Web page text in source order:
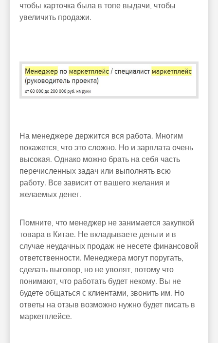
чтобы карточка была в топе выдачи, чтобы
увеличить продажи.
На менеджере держится вся работа. Многим
покажется, что это сложно. Но и зарплата очень
высокая. Однако можно брать на себя часть
перечисленных задач или выполнять всю
работу. Все зависит от вашего желания и
желаемых денег.
Помните, что менеджер не занимается закупкой
товара в Китае. Не вкладываете деньги и в
случае неудачных продаж не несете финансовой
ответственности. Менеджера могут поругать,
сделать выговор, но не уволят, потому что
понимают, что работать будет некому. Вы не
будете общаться с клиентами, звонить им. Но
ответы на отзыв возможно нужно будет писать в
маркетплейсе.